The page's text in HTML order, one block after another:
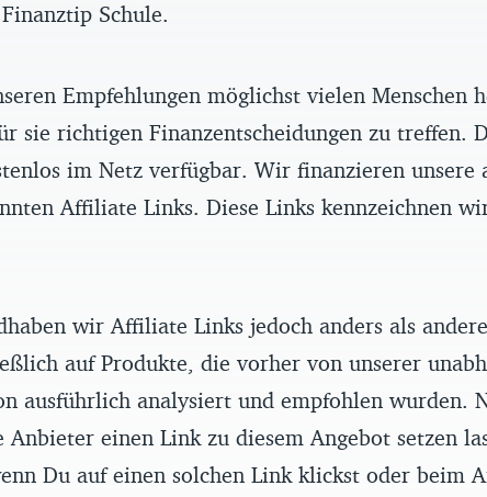
Schule.
Empfehlungen möglichst vielen Menschen
sie richtigen Finanzentscheidungen zu treffen.
im Netz verfügbar. Wir finanzieren unsere
Affiliate Links. Diese Links kennzeichnen
wir Affiliate Links jedoch anders als
auf Produkte, die vorher von unserer
ausführlich analysiert und empfohlen wurden.
Anbieter einen Link zu diesem Angebot setzen
Du auf einen solchen Link klickst oder beim